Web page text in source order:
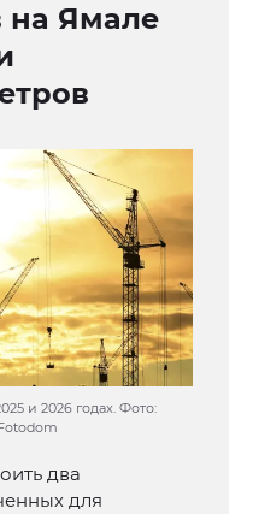
на Ямале
и 2026 годах. Фото:
два
для